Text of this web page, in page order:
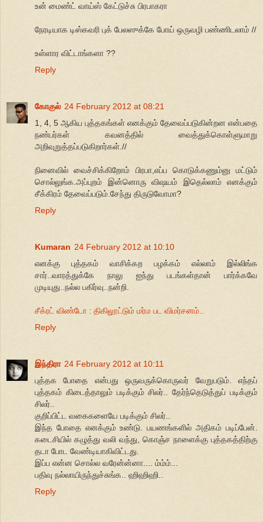
உன் மைண்ட் வாய்ஸ் கேட்டுச்சு பிரபாகரா
நேரடியாக டிஸ்கவரி புக் பேலஸுக்கே போய் ஒருவழி பண்ணிடலாம் //
உள்ளார விட்டாங்களா ??
Reply
கோகுல் 24 February 2012 at 08:21
1, 4, 5 ஆகிய புத்தகங்கள் எனக்கும் தேவைப்படுகின்றன என்பதை
நண்பர்கள் கவனத்தில் வைத்துக்கொள்ளுமாறு
அறிவுறுத்தப்படுகிறார்கள்.//
நினைவில் வைச்சிக்கிறோம் பிரபா,எப்ப கொடுக்கணும்னு மட்டும்
சொல்லுங்க.அப்புறம் இன்னொரு விஷயம் இதெல்லாம் எனக்கும்
சீக்கிரம் தேவைப்படும்.சேந்து திருடுவோமா?
Reply
Kumaran 24 February 2012 at 10:10
எனக்கு புத்தகம் வாசிக்கற பழக்கம் எல்லாம் இல்லிங்க
சார்..வாரத்துக்கே நாலு ஐந்து படங்கள்தான் பார்க்கவே
முடியுது..நல்ல பகிர்வு..நன்றி.
சீக்ரட் விண்டோ : திகிலூட்டும் மர்ம பட விமர்சனம்..
Reply
இந்திரா 24 February 2012 at 10:11
புத்தக போதை என்பது ஒருவருக்கொருவர் வேறுபடும். எந்தப்
புத்தகம் கிடைத்தாலும் படிக்கும் சிலர்.. தேர்ந்தெடுத்துப் படிக்கும்
சிலர்..
குறிப்பிட்ட வகைகளையே படிக்கும் சிலர்..
இந்த போதை எனக்கும் உண்டு. பயணங்களில் அதிகம் படிப்பேன்.
கடைசியில் கழுத்து வலி வந்து, கொஞ்ச நாளைக்கு புத்தகத்திற்கு
தடா போட வேண்டியாகிவிட்டது.
இப்ப என்ன சொல்ல வரேன்ன்னா.... ம்ம்ம்...
பதிவு நல்லாயிருந்துச்சுங்க.. ஹிஹிஹி..
Reply